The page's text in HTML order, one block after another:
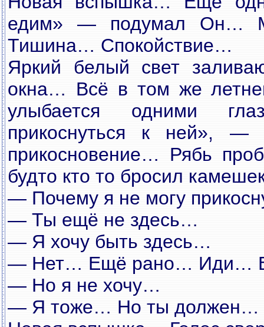
едим» — подумал Он…
Тишина… Спокойствие…
Яркий белый свет
окна… Всё в том же
улыбается одними
прикоснуться к ней»,
прикосновение… Рябь
будто кто то бросил
— Почему я не могу
— Ты ещё не здесь…
— Я хочу быть здесь…
— Нет… Ещё рано… Иди…
— Но я не хочу…
— Я тоже… Но ты должен…